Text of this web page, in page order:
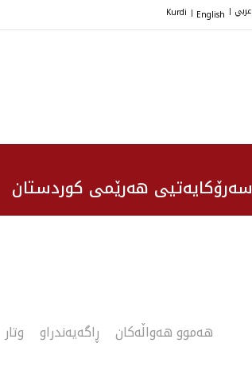
عربي |
English
|
Kurdi
سەرۆکایەتیی هەرێمی کوردستان
هەموو هەواڵەکان ڕاگەیەندراو وتار